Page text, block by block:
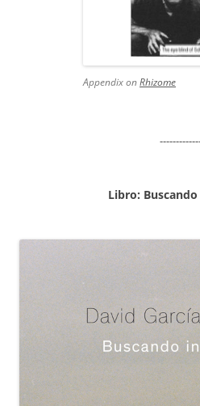
Appendix onRhizome
Libro: